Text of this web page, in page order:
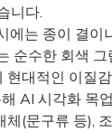
니다.
는 종이 결이
순수한 회색
현대적인 이질
AI 시각화 목
체(문구류 등),